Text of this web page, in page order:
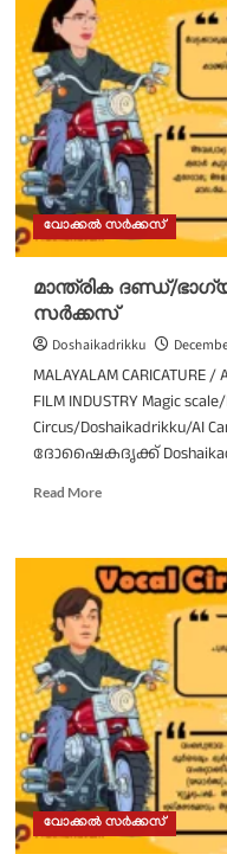
ദുരൂഹത/
കെ.
ആർ.
മീര/
ഹരിത
സാവിത്രി/
വോക്കൽ
സർക്കസ്
വോക്കൽ സർക്കസ്
മാന്ത്രിക ദണ്ഡ്/
സർക്കസ്
Doshaikadrikku
MALAYALAM CARICATURE /
FILM INDUSTRY Magic
Circus/Doshaikadrikku/
ദോഷൈകദൃക്ക്
Read MoreRead
മാന്ത്രിക
ദണ്ഡ്/
ഭാഗ്യലക്ഷ്മി/
ദിലീപ്/
ഫെഫ്ക/
വോക്കൽ
സർക്കസ്
വോക്കൽ സർക്കസ്